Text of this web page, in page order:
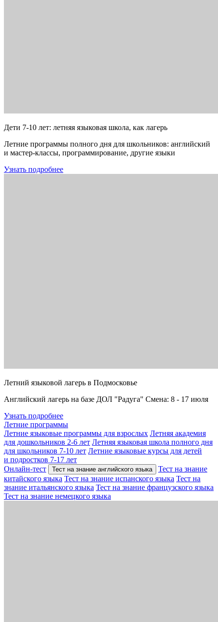
Дети 7-10 лет: летняя языковая школа, как лагерь
Летние программы полного дня для школьников: английский
и мастер-классы, программирование, другие языки
Узнать подробнее
Летний языковой лагерь в Подмосковье
Английский лагерь на базе ДОЛ "Радуга" Смена: 8 - 17 июля
Узнать подробнее
Летние программы
Летние языковые программы для взрослых Летняя академия
для дошкольников 2-6 лет Летняя языковая школа полного дня
для школьников 7-10 лет Летние языковые курсы для детей
и подростков 7-17 лет
Онлайн-тест
Тест на знание английского языка
Тест на знание
китайского языка Тест на знание испанского языка Тест на
знание итальянского языка Тест на знание французского языка
Тест на знание немецкого языка